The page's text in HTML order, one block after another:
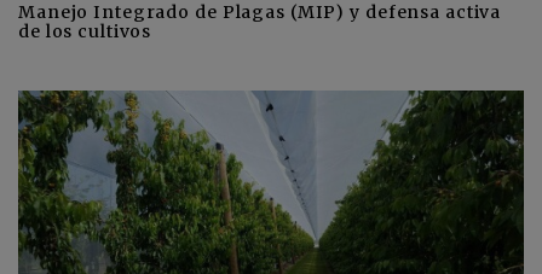
Manejo Integrado de Plagas (MIP) y defensa activa
de los cultivos